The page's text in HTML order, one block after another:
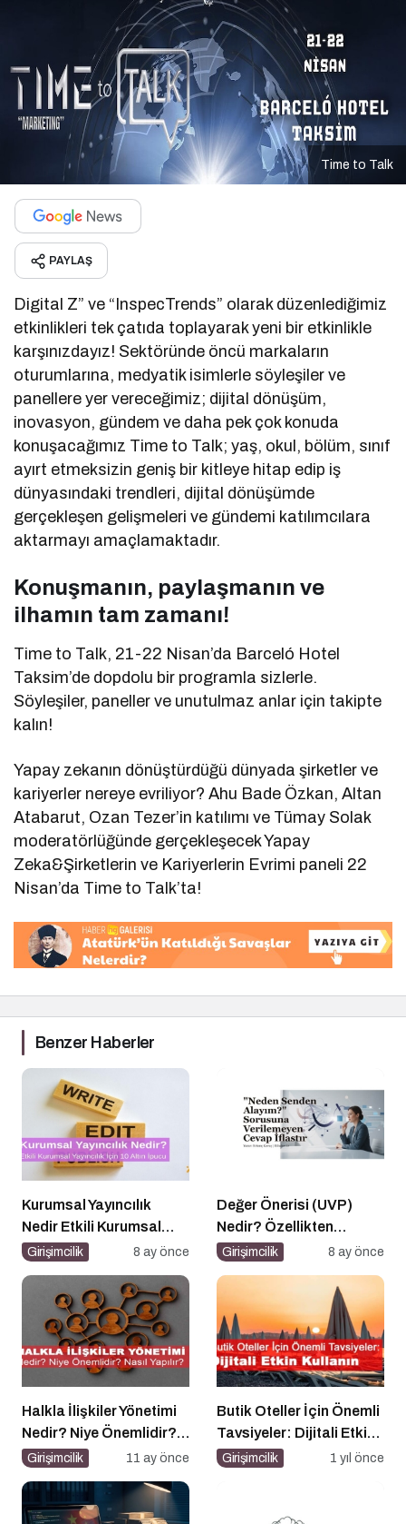
Time to Talk
PAYLAŞ
Digital Z” ve “InspecTrends” olarak düzenlediğimiz
etkinlikleri tek çatıda toplayarak yeni bir etkinlikle
karşınızdayız! Sektöründe öncü markaların
oturumlarına, medyatik isimlerle söyleşiler ve
panellere yer vereceğimiz; dijital dönüşüm,
inovasyon, gündem ve daha pek çok konuda
konuşacağımız Time to Talk; yaş, okul, bölüm, sınıf
ayırt etmeksizin geniş bir kitleye hitap edip iş
dünyasındaki trendleri, dijital dönüşümde
gerçekleşen gelişmeleri ve gündemi katılımcılara
aktarmayı amaçlamaktadır.
Konuşmanın, paylaşmanın ve
ilhamın tam zamanı!
Time to Talk, 21-22 Nisan’da Barceló Hotel
Taksim’de dopdolu bir programla sizlerle.
Söyleşiler, paneller ve unutulmaz anlar için takipte
kalın!
Yapay zekanın dönüştürdüğü dünyada şirketler ve
kariyerler nereye evriliyor? Ahu Bade Özkan, Altan
Atabarut, Ozan Tezer’in katılımı ve Tümay Solak
moderatörlüğünde gerçekleşecek Yapay
Zeka&Şirketlerin ve Kariyerlerin Evrimi paneli 22
Nisan’da Time to Talk’ta!
Benzer Haberler
Kurumsal Yayıncılık
Nedir Etkili Kurumsal
Yayıncılık İçin 10 Altın
Girişimcilik 8 ay önce
Değer Önerisi (UVP)
Nedir? Özellikten
Faydaya Geçiş
Girişimcilik 8 ay önce
Halkla İlişkiler Yönetimi
Nedir? Niye Önemlidir?
Halkla İlişkiler Yönetimi
Girişimcilik 11 ay önce
Butik Oteller İçin Önemli
Tavsiyeler: Dijitali Etkin
Kullanın
Girişimcilik 1 yıl önce